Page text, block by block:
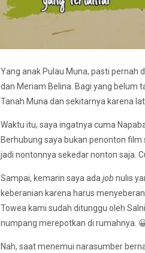
Yang anak Pulau Muna, pasti pernah
dan Meriam Belina. Bagi yang belum
Tanah Muna dan sekitarnya karena
Waktu itu, saya ingatnya cuma
Berhubung saya bukan penonton
jadi nontonnya sekedar nonton saja.
Sampai, kemarin saya adajob nulis
keberanian karena harus
Towea kami sudah ditunggu oleh
numpang merepotkan di rumahnya.
Nah, saat menemui narasumber